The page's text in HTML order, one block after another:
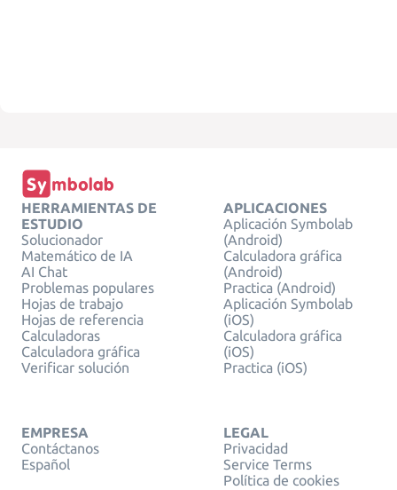
HERRAMIENTAS DE
ESTUDIO
Solucionador
Matemático de IA
AI Chat
Problemas populares
Hojas de trabajo
Hojas de referencia
Calculadoras
Calculadora gráfica
Verificar solución
APLICACIONES
Aplicación Symbolab
(Android)
Calculadora gráfica
(Android)
Practica (Android)
Aplicación Symbolab
(iOS)
Calculadora gráfica
(iOS)
Practica (iOS)
EMPRESA
Contáctanos
Español
LEGAL
Privacidad
Service Terms
Política de cookies